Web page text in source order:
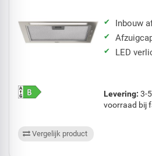
Inbouw
LED
Levering: 3-
voorraad bij
Vergelijk product